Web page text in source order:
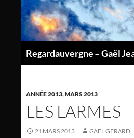
contenu
ANNÉE 2013,MARS 2013
LES LARMES
21 MARS 2013 GAEL GERARD